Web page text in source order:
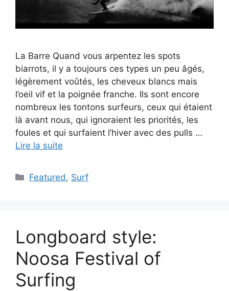
La Barre Quand vous arpentez les spots
biarrots, il y a toujours ces types un peu âgés,
légèrement voûtés, les cheveux blancs mais
l’oeil vif et la poignée franche. Ils sont encore
nombreux les tontons surfeurs, ceux qui étaient
là avant nous, qui ignoraient les priorités, les
foules et qui surfaient l’hiver avec des pulls …
Lire la suite
Catégories
Featured , Surf
Longboard style:
Noosa Festival of
Surfing